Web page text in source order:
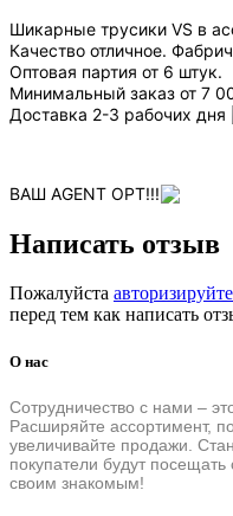
Шикарные трусики VS в
Качество отличное.
Оптовая партия от 6 штук.
Минимальный заказ от 7
Доставка 2-3 рабочих дня
ВАШ AGENT OPT!!!
Написать отзыв
Пожалуйста
перед тем как написать
О нас
Сотрудничество с нами –
Расширяйте ассортимент,
увеличивайте продажи.
покупатели будут посещать
своим знакомым!